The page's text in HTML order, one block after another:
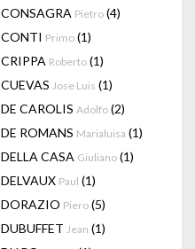
CONSAGRA Pietro (4)
CONTI Primo (1)
CRIPPA Roberto (1)
CUEVAS Jose Luis (1)
DE CAROLIS Adolfo (2)
DE ROMANS Marialuisa (1)
DELLA CASA Giuliano (1)
DELVAUX Paul (1)
DORAZIO Piero (5)
DUBUFFET Jean (1)